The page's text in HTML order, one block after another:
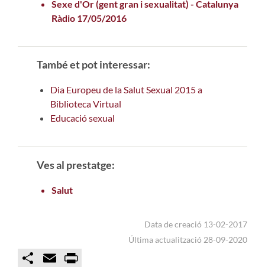
Sexe d'Or (gent gran i sexualitat) - Catalunya
Ràdio 17/05/2016
També et pot interessar:
Dia Europeu de la Salut Sexual 2015 a
Biblioteca Virtual
Educació sexual
Ves al prestatge:
Salut
Data de creació 13-02-2017
Última actualització 28-09-2020
C
m